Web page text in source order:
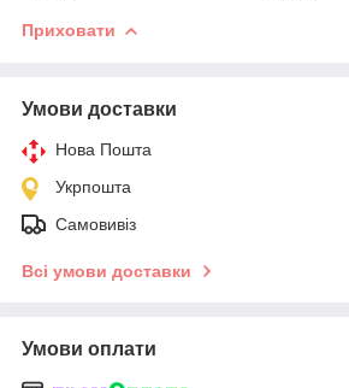
Приховати
Умови доставки
Нова Пошта
Укрпошта
Самовивіз
Всі умови доставки
Умови оплати